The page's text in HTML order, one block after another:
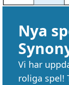
Nya
Vi har
roliga spel!